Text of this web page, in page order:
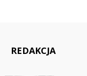
REDAKCJA